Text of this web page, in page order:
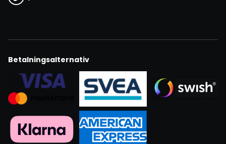
Betalningsalternativ